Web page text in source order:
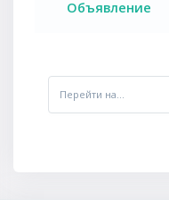
Объявление
Перейти на...